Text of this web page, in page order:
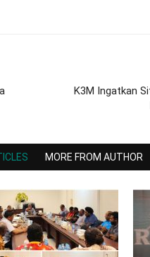
K3M Ingatkan
MORE FROM AUTHOR